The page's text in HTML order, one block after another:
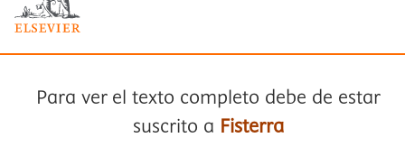
Política de privacidad
Elsevier España SLU, sus licenciantes y
Para ver el texto completo debe de estar
suscrito a Fisterra